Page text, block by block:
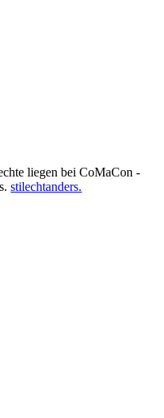
liegen bei CoMaCon -
stilechtanders.